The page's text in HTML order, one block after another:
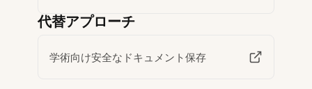
代替アプローチ
学術向け安全なドキュメント保存